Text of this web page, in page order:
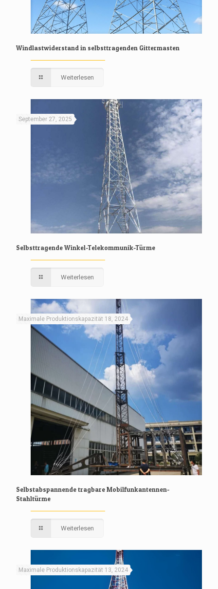
Windlastwiderstand in selbsttragenden Gittermasten
Weiterlesen
September 27, 2025
Selbsttragende Winkel-Telekommunik-Türme
Weiterlesen
Maximale Produktionskapazität 18, 2024
Selbstabspannende tragbare Mobilfunkantennen-
Stahltürme
Weiterlesen
Maximale Produktionskapazität 13, 2024